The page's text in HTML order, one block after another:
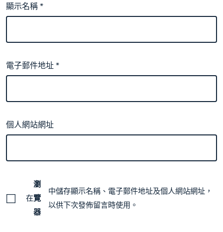
顯示名稱*
電子郵件地址*
個人網站網址
在
瀏
覽
器
中儲存顯示名稱、電子郵件地址及個人網站網址，
以供下次發佈留言時使用。